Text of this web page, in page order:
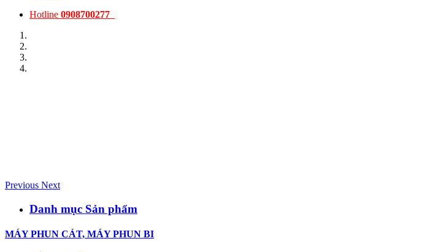
Hotline 0908700277
Previous Next
Danh mục Sản phẩm
MÁY PHUN CÁT, MÁY PHUN BI